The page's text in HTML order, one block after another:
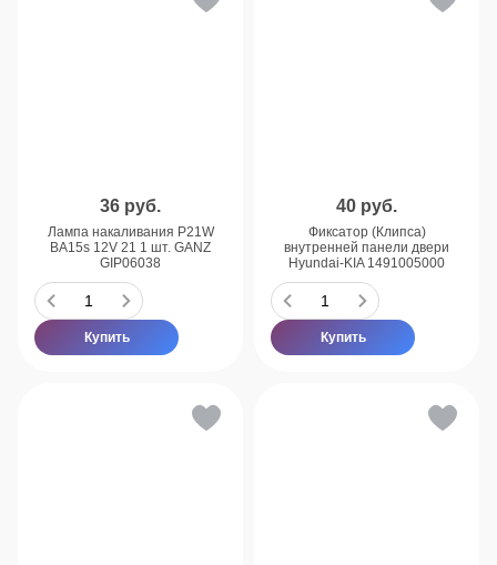
36 руб.
Лампа накаливания P21W
BA15s 12V 21 1 шт. GANZ
GIP06038
Купить
40 руб.
Фиксатор (Клипса)
внутренней панели двери
Hyundai-KIA 1491005000
Купить